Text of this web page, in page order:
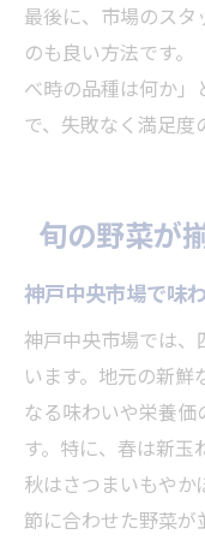
最後に、市場のス
のも良い方法です
べ時の品種は何か」
で、失敗なく満足度
旬の野菜が
神戸中央市場で味
神戸中央市場では、
います。地元の新
なる味わいや栄養
す。特に、春は新玉
秋はさつまいもや
節に合わせた野菜が